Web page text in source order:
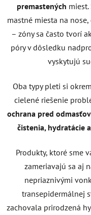
premastených
mastné miesta na
– zóny sa často tvorí
póry v dôsledku
vyskytujú
Oba typy pleti si
cielené riešenie
ochrana pred
čistenia, hydratácie
Produkty, ktoré sme
zameriavajú sa aj
nepriaznivými
transepidermálnej
zachovala prirodzená